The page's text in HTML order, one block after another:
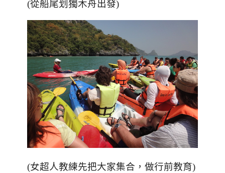
(從船尾划獨木舟出發)
(女超人教練先把大家集合，做行前教育)